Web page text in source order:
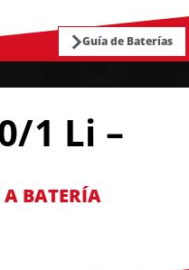
Guía de Baterías
1 Li –
A BATERÍA